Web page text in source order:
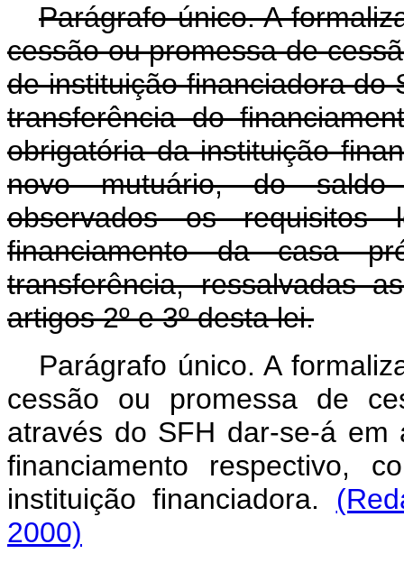
Parágrafo único. A
cessão ou promessa de
de instituição financiadora do
transferência do
obrigatória da instituição
novo mutuário, do saldo
observados os
financiamento da casa
transferência, ressalvadas
artigos 2º e 3º desta lei.
Parágrafo único. A
cessão ou promessa de
através do SFH dar-se-á em
financiamento respectivo,
instituição financiadora.
2000)